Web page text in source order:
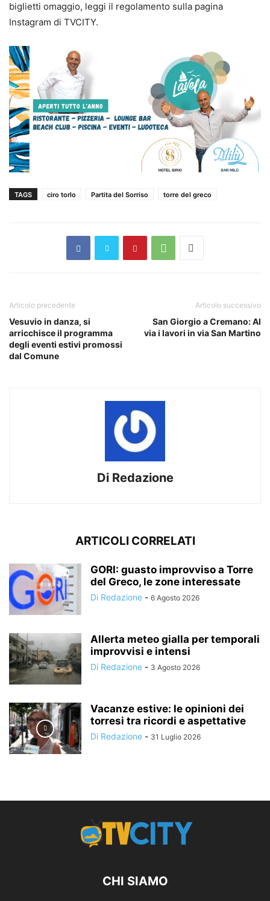
biglietti omaggio, leggi il regolamento sulla pagina
Instagram di TVCITY.
TAGS ciro torlo Partita del Sorriso torre del greco
Articolo precedente
Vesuvio in danza, si
arricchisce il programma
degli eventi estivi promossi
dal Comune
Articolo successivo
San Giorgio a Cremano: Al
via i lavori in via San Martino
Di Redazione
ARTICOLI CORRELATI
GORI: guasto improvviso a Torre
del Greco, le zone interessate
Di Redazione - 6 Agosto 2026
Allerta meteo gialla per temporali
improvvisi e intensi
Di Redazione - 3 Agosto 2026
Vacanze estive: le opinioni dei
torresi tra ricordi e aspettative
Di Redazione - 31 Luglio 2026
CHI SIAMO